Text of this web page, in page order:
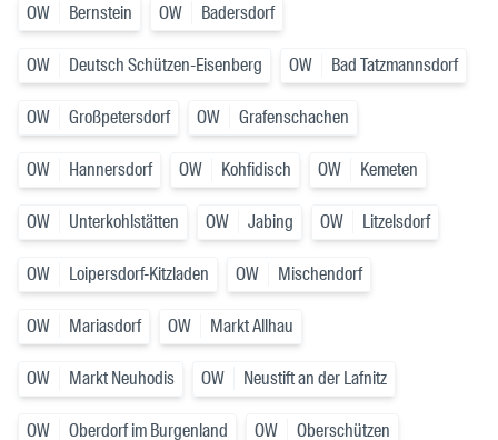
OW Bernstein OW Badersdorf
OW Deutsch Schützen-Eisenberg OW Bad Tatzmannsdorf
OW Großpetersdorf OW Grafenschachen
OW Hannersdorf OW Kohfidisch OW Kemeten
OW Unterkohlstätten OW Jabing OW Litzelsdorf
OW Loipersdorf-Kitzladen OW Mischendorf
OW Mariasdorf OW Markt Allhau
OW Markt Neuhodis OW Neustift an der Lafnitz
OW Oberdorf im Burgenland OW Oberschützen